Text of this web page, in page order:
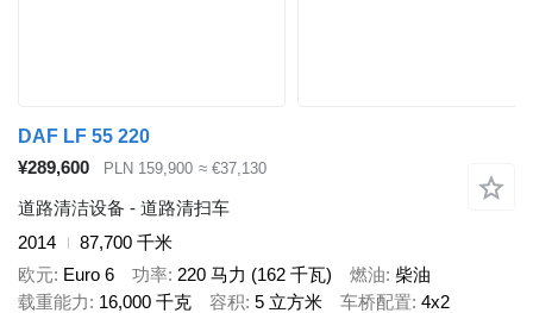
DAF LF 55 220
¥289,600
PLN 159,900 ≈ €37,130
道路清洁设备 - 道路清扫车
2014
87,700 千米
欧元 Euro 6 功率 220 马力 (162 千瓦) 燃油 柴油
载重能力
16,000 千克 容积 5 立方米 车桥配置 4x2